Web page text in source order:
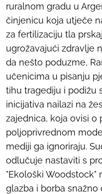
ruralnom gradu u
činjenicu koja utječe
za fertilizaciju tla
ugrožavajući zdravlje
da nešto poduzme,
učenicima u pisanju
tihu tragediju i podižu
inicijativa nailazi na
zajednica, koja ovisi o
poljoprivrednom
mediji ga ignoriraju.
odlučuje nastaviti s
"Ekološki Woodstock"
glazba i borba